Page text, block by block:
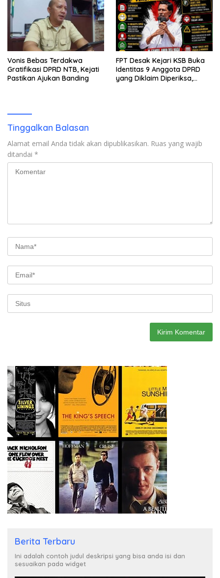
Vonis Bebas Terdakwa
Gratifikasi DPRD NTB, Kejati
Pastikan Ajukan Banding
FPT Desak Kejari KSB Buka
Identitas 9 Anggota DPRD
yang Diklaim Diperiksa,
Tinggalkan Balasan
Alamat email Anda tidak akan dipublikasikan. Ruas yang wajib
ditandai *
Berita Terbaru
Ini adalah contoh judul deskripsi yang bisa anda isi dan
sesuaikan pada widget